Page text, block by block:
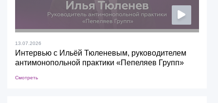
13.07.2026
Интервью с Ильёй Тюленевым, руководителем
антимонопольной практики «Пепеляев Групп»
Смотреть